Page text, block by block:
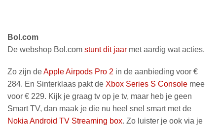
Bol.com
De webshop Bol.com stunt dit jaar met aardig wat acties.
Zo zijn deApple Airpods Pro 2 in de aanbieding voor €
284. En Sinterklaas pakt de Xbox Series S Console mee
voor € 229. Kijk je graag tv op je tv, maar heb je geen
Smart TV, dan maak je die nu heel snel smart met de
Nokia Android TV Streaming box. Zo luister je ook via je